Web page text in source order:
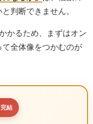
判断できません。
かるため、まずはオン
全体像をつかむのが
結